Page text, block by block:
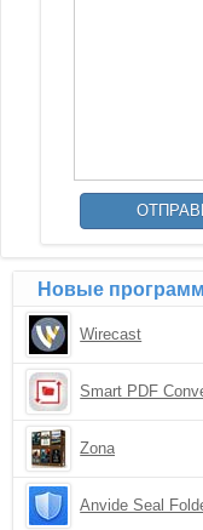
Новые
Wirecast
Smart PDF
Zona
Anvide Seal